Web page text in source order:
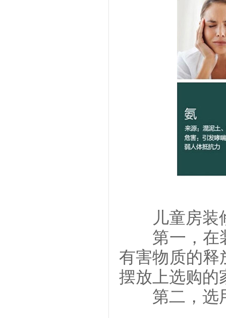
儿童房装
第一，在装
有害物质的释
摆放上选购的
第二，选用